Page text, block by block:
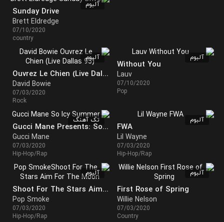
آلبوم
Sunday Drive
Brett Eldredge
07/10/2020
country
آلبوم
Without You
Lauv
07/10/2020
Pop
آلبوم
Ouvrez Le Chien (Live Dallas 95)
David Bowie
07/03/2020
Rock
آلبوم
FWA
Lil Wayne
07/03/2020
Hip-Hop/Rap
تک آهنگ
Gucci Mane Presents: So Icy Summer
Gucci Mane
07/03/2020
Hip-Hop/Rap
آلبوم
First Rose of Spring
Willie Nelson
07/03/2020
Country
آلبوم
Shoot For The Stars Aim For The Moon
Pop Smoke
07/03/2020
Hip-Hop/Rap